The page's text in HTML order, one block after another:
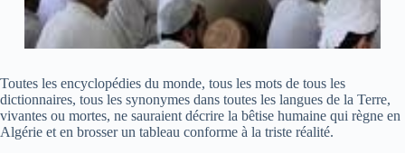
Toutes les encyclopédies du monde, tous les mots de tous les
dictionnaires, tous les synonymes dans toutes les langues de la Terre,
vivantes ou mortes, ne sauraient décrire la bêtise humaine qui règne en
Algérie et en brosser un tableau conforme à la triste réalité.